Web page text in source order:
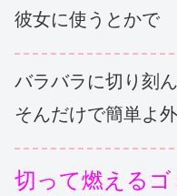
彼女に使うとかで
バラバラに切り刻
そんだけで簡単よ
切って燃えるゴ